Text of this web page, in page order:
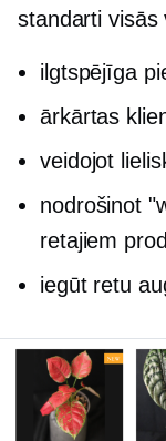
standarti visās
ilgtspējīga
ārkārtas
veidojot
nodrošinot
retajiem
iegūt retu